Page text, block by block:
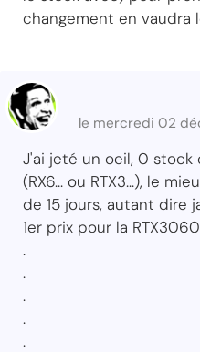
changement en vaudra
le mercredi 02
J'ai jeté un oeil, 0
(RX6... ou RTX3...), le
de 15 jours, autant dire
1er prix pour la
.
.
.
.
.